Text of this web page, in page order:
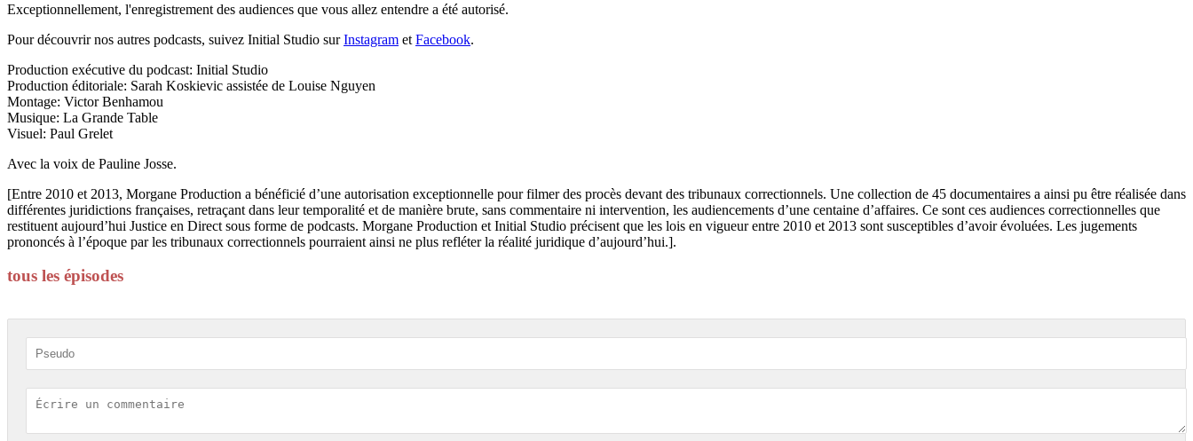
Exceptionnellement, l'enregistrement des audiences que vous allez entendre a été autorisé.
Pour découvrir nos autres podcasts, suivez Initial Studio surInstagram et Facebook.
Production exécutive du podcast: Initial Studio
Production éditoriale: Sarah Koskievic assistée de Louise Nguyen
Montage: Victor Benhamou
Musique: La Grande Table
Visuel: Paul Grelet
Avec la voix de Pauline Josse.
[Entre 2010 et 2013, Morgane Production a bénéficié d’une autorisation exceptionnelle pour filmer des procès devant des tribunaux correctionnels. Une collection de 45 documentaires a ainsi pu être réalisée dans
différentes juridictions françaises, retraçant dans leur temporalité et de manière brute, sans commentaire ni intervention, les audiencements d’une centaine d’affaires. Ce sont ces audiences correctionnelles que
restituent aujourd’hui Justice en Direct sous forme de podcasts. Morgane Production et Initial Studio précisent que les lois en vigueur entre 2010 et 2013 sont susceptibles d’avoir évoluées. Les jugements
prononcés à l’époque par les tribunaux correctionnels pourraient ainsi ne plus refléter la réalité juridique d’aujourd’hui.].
tous les épisodes